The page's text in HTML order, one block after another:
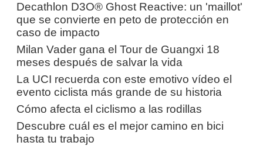
Decathlon D3O® Ghost Reactive: un 'maillot'
que se convierte en peto de protección en
caso de impacto
Milan Vader gana el Tour de Guangxi 18
meses después de salvar la vida
La UCI recuerda con este emotivo vídeo el
evento ciclista más grande de su historia
Cómo afecta el ciclismo a las rodillas
Descubre cuál es el mejor camino en bici
hasta tu trabajo